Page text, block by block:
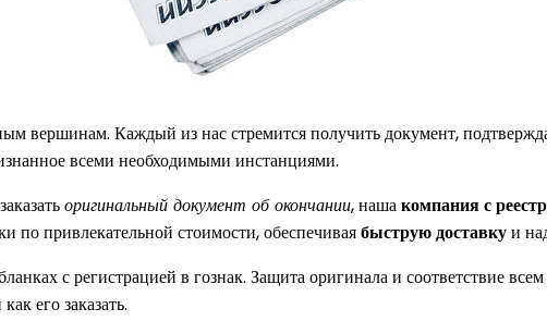
вершинам. Каждый из нас стремится получить документ,
всеми необходимыми инстанциями.
оригинальный документ об окончании, нашакомпания с
по привлекательной стоимости, обеспечиваябыструю доставкуи
с регистрацией в гознак. Защита оригинала и соответствие
его заказать.